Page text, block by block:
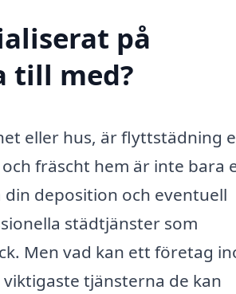
på
till med?
eller hus, är flyttstädning
fräscht hem är inte bara
deposition och eventuell
städtjänster som
Men vad kan ett företag
tjänsterna de kan